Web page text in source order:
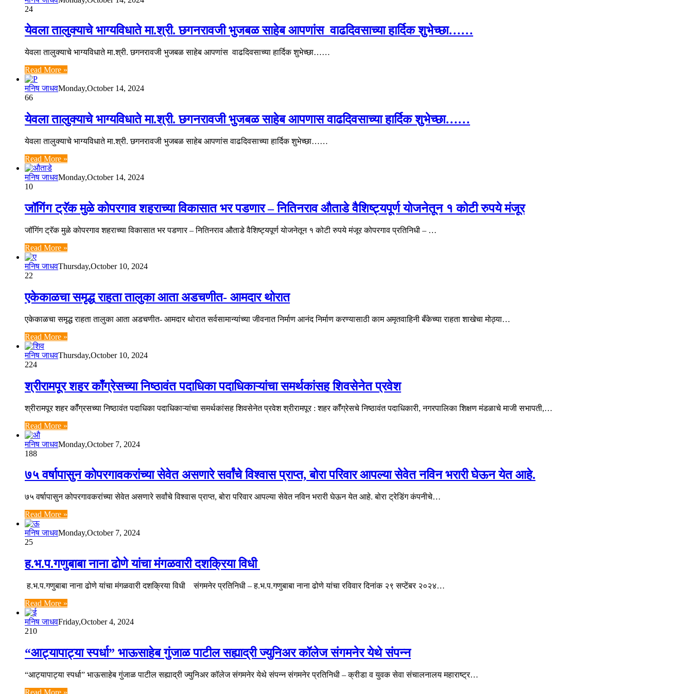
24
येवला तालुक्याचे भाग्यविधाते मा.श्री. छगनरावजी भुजबळ साहेब आपणांस वाढदिवसाच्या हार्दिक शुभेच्छा……
येवला तालुक्याचे भाग्यविधाते मा.श्री. छगनरावजी भुजबळ साहेब आपणांस वाढदिवसाच्या हार्दिक शुभेच्छा……
Read More »
मनिष जाधवMonday,October 14, 2024
66
येवला तालुक्याचे भाग्यविधाते मा.श्री. छगनरावजी भुजबळ साहेब आपणास वाढदिवसाच्या हार्दिक शुभेच्छा……
येवला तालुक्याचे भाग्यविधाते मा.श्री. छगनरावजी भुजबळ साहेब आपणांस वाढदिवसाच्या हार्दिक शुभेच्छा……
Read More »
मनिष जाधवMonday,October 14, 2024
10
जॉगिंग ट्रॅक मुळे कोपरगाव शहराच्या विकासात भर पडणार – नितिनराव औताडे वैशिष्ट्यपूर्ण योजनेतून १ कोटी रुपये मंजूर
जॉगिंग ट्रॅक मुळे कोपरगाव शहराच्या विकासात भर पडणार – नितिनराव औताडे वैशिष्ट्यपूर्ण योजनेतून १ कोटी रुपये मंजूर कोपरगाव प्रतिनिधी – …
Read More »
मनिष जाधवThursday,October 10, 2024
22
एकेकाळचा समृद्ध राहता तालुका आता अडचणीत- आमदार थोरात
एकेकाळचा समृद्ध राहता तालुका आता अडचणीत- आमदार थोरात सर्वसामान्यांच्या जीवनात निर्माण आनंद निर्माण करण्यासाठी काम अमृतवाहिनी बँकेच्या राहता शाखेचा मोठ्या…
Read More »
मनिष जाधवThursday,October 10, 2024
224
श्रीरामपूर शहर काँग्रेसच्या निष्ठावंत पदाधिका पदाधिकाऱ्यांचा समर्थकांसह शिवसेनेत प्रवेश
श्रीरामपूर शहर कॉँग्रसच्या निष्ठावंत पदाधिका पदाधिकाऱ्यांचा समर्थकांसह शिवसेनेत प्रवेश श्रीरामपूर : शहर कॉँग्रेसचे निष्ठावंत पदाधिकारी, नगरपालिका शिक्षण मंडळाचे माजी सभापती,…
Read More »
मनिष जाधवMonday,October 7, 2024
188
७५ वर्षापासुन कोपरगावकरांच्या सेवेत असणारे सर्वांचे विश्वास प्राप्त, बोरा परिवार आपल्या सेवेत नविन भरारी घेऊन येत आहे.
७५ वर्षापासुन कोपरगावकरांच्या सेवेत असणारे सर्वांचे विश्वास प्राप्त, बोरा परिवार आपल्या सेवेत नविन भरारी घेऊन येत आहे. बोरा ट्रेडिंग कंपनीचे…
Read More »
मनिष जाधवMonday,October 7, 2024
25
ह.भ.प.गणुबाबा नाना ढोणे यांचा मंगळवारी दशक्रिया विधी
ह.भ.प.गणुबाबा नाना ढोणे यांचा मंगळवारी दशक्रिया विधी संगमनेर प्रतिनिधी – ह.भ.प.गणुबाबा नाना ढोणे यांचा रविवार दिनांक २९ सप्टेंबर २०२४…
Read More »
मनिष जाधवFriday,October 4, 2024
210
“आट्यापाट्या स्पर्धा” भाऊसाहेब गुंजाळ पाटील सह्याद्री ज्युनिअर कॉलेज संगमनेर येथे संपन्न
“आट्यापाट्या स्पर्धा” भाऊसाहेब गुंजाळ पाटील सह्याद्री ज्युनिअर कॉलेज संगमनेर येथे संपन्न संगमनेर प्रतिनिधी – क्रीडा व युवक सेवा संचालनालय महाराष्ट्र…
Read More »